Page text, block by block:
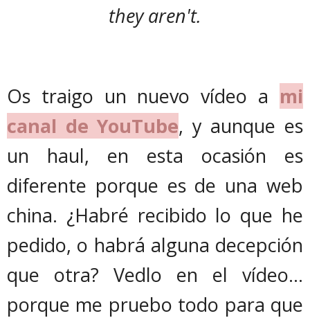
they aren't.
Os traigo un nuevo vídeo a mi
canal de YouTube, y aunque es
un haul, en esta ocasión es
diferente porque es de una web
china. ¿Habré recibido lo que he
pedido, o habrá alguna decepción
que otra? Vedlo en el vídeo...
porque me pruebo todo para que